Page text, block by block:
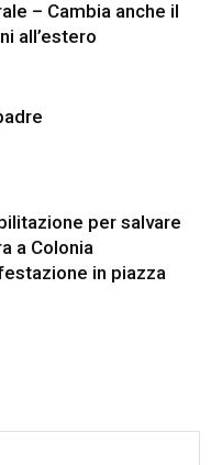
– Cambia anche il
all’estero
per salvare
a Colonia
in piazza